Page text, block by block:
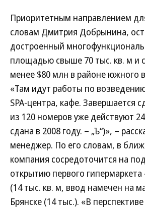
Приоритетным направлением
словам Дмитрия Добрынина,
достроенный
площадью свыше 70 тыс. кв. м и
менее $80 млн в районе южного
«Там идут работы по
SPA-центра, кафе. Завершается
из 120 номеров уже действуют
сдана в 2008 году. – „Ъ“)», –
менеджер. По его словам, в
компания сосредоточится на
открытию первого
(14 тыс. кв. м, ввод намечен на
Брянске (14 тыс.). «В